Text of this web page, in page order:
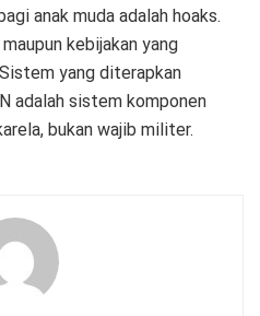
anak muda adalah hoaks.
kebijakan yang
yang diterapkan
adalah sistem komponen
bukan wajib militer.